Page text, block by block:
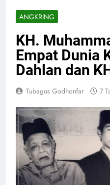
ANGKRING
KH.
Empat Dunia
Dahlan dan
Tubagus Godhonfar 7